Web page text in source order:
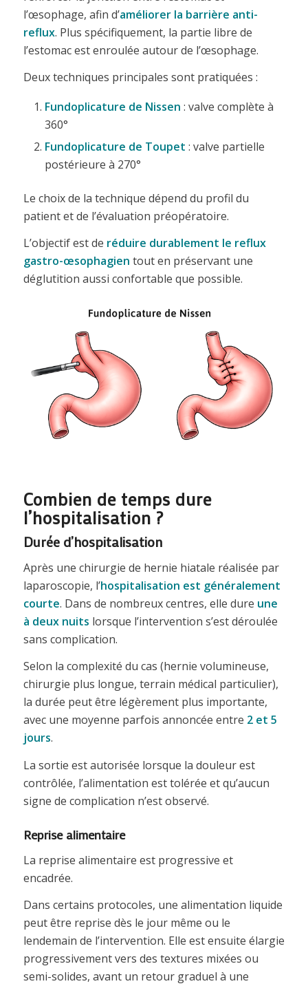
l’œsophage, afin d’améliorer la barrière anti-
reflux. Plus spécifiquement, la partie libre de
l’estomac est enroulée autour de l’œsophage.
Deux techniques principales sont pratiquées :
Fundoplicature de Nissen : valve complète à
360°
Fundoplicature de Toupet : valve partielle
postérieure à 270°
Le choix de la technique dépend du profil du
patient et de l’évaluation préopératoire.
L’objectif est de réduire durablement le reflux
gastro-œsophagien tout en préservant une
déglutition aussi confortable que possible.
Combien de temps dure
l’hospitalisation ?
Durée d’hospitalisation
Après une chirurgie de hernie hiatale réalisée par
laparoscopie, l’hospitalisation est généralement
courte. Dans de nombreux centres, elle dure une
à deux nuits lorsque l’intervention s’est déroulée
sans complication.
Selon la complexité du cas (hernie volumineuse,
chirurgie plus longue, terrain médical particulier),
la durée peut être légèrement plus importante,
avec une moyenne parfois annoncée entre 2 et 5
jours.
La sortie est autorisée lorsque la douleur est
contrôlée, l’alimentation est tolérée et qu’aucun
signe de complication n’est observé.
Reprise alimentaire
La reprise alimentaire est progressive et
encadrée.
Dans certains protocoles, une alimentation liquide
peut être reprise dès le jour même ou le
lendemain de l’intervention. Elle est ensuite élargie
progressivement vers des textures mixées ou
semi-solides, avant un retour graduel à une